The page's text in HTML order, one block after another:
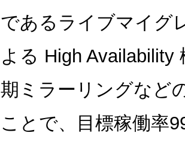
であるライブマイグ
よる High Availability
期ミラーリングなど
ことで、目標稼働率